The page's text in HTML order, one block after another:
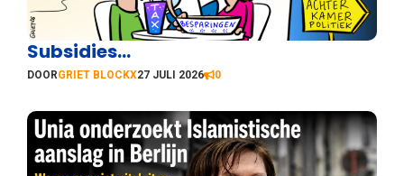
Subsidies…
DOORGRIET BLOCKX27 JULI 2026 0